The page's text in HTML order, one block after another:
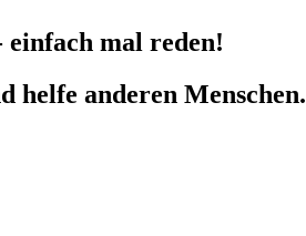
mal reden!
helfe anderen Menschen.